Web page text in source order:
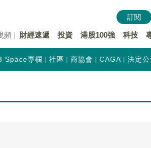
頻 財經速遞 投資 港股100強 科技
訂閱
Space專欄 社區 商協會 CAGA 法定公